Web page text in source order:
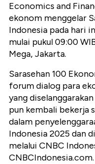
Economics and
ekonom menggelar
Indonesia pada hari
mulai pukul 09:00
Mega, Jakarta.
Sarasehan 100
forum dialog para
yang
pun kembali bekerja
dalam
Indonesia 2025 dan
melalui CNBC
CNBCIndonesia.com.